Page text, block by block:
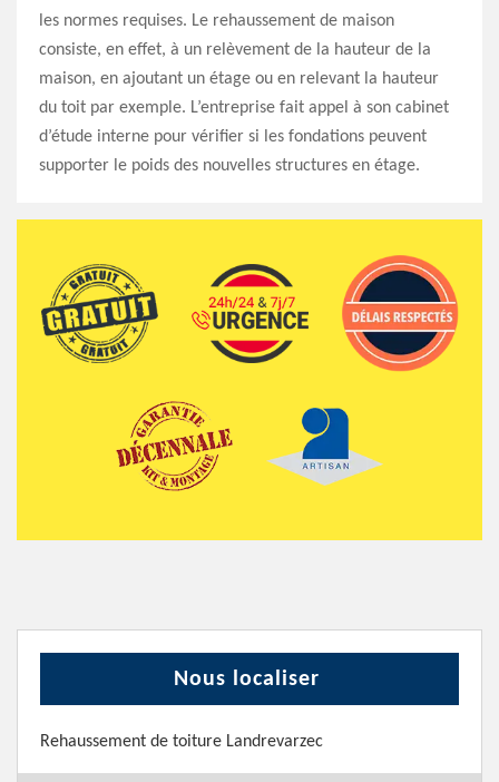
les normes requises. Le rehaussement de maison
consiste, en effet, à un relèvement de la hauteur de la
maison, en ajoutant un étage ou en relevant la hauteur
du toit par exemple. L’entreprise fait appel à son cabinet
d’étude interne pour vérifier si les fondations peuvent
supporter le poids des nouvelles structures en étage.
Nous localiser
Rehaussement de toiture Landrevarzec